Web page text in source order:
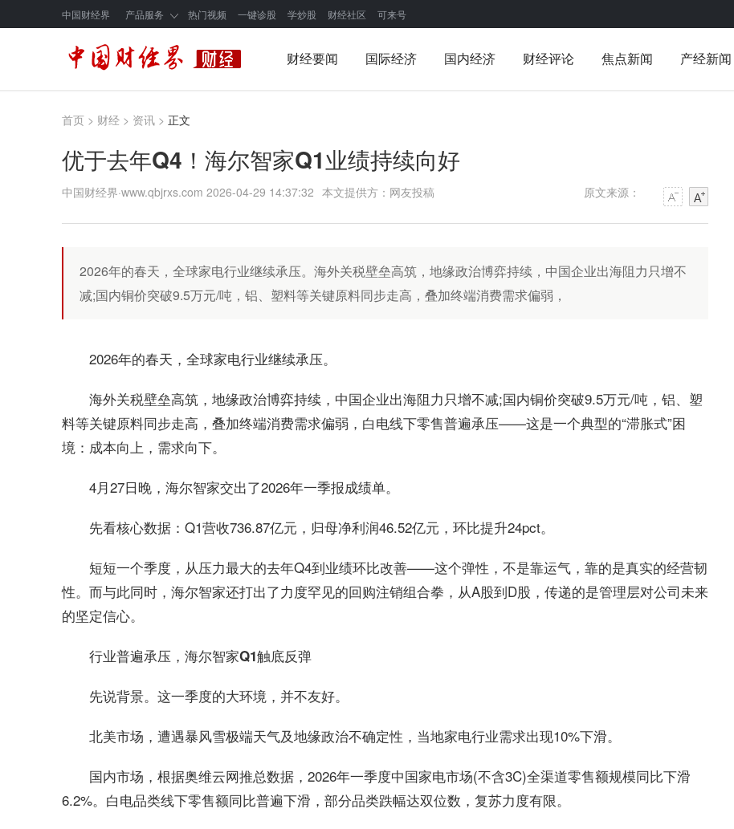
中国财经界 产品服务 热门视频 一键诊股 学炒股 财经社区 可来号
财经要闻 国际经济 国内经济 财经评论 焦点新闻 产经新闻
首页 > 财经 > 资讯 > 正文
优于去年Q4！海尔智家Q1业绩持续向好
中国财经界·www.qbjrxs.com 2026-04-29 14:37:32 本文提供方：网友投稿 原文来源：
2026年的春天，全球家电行业继续承压。海外关税壁垒高筑，地缘政治博弈持续，中国企业出海阻力只增不
减;国内铜价突破9.5万元/吨，铝、塑料等关键原料同步走高，叠加终端消费需求偏弱，
2026年的春天，全球家电行业继续承压。
海外关税壁垒高筑，地缘政治博弈持续，中国企业出海阻力只增不减;国内铜价突破9.5万元/吨，铝、塑
料等关键原料同步走高，叠加终端消费需求偏弱，白电线下零售普遍承压——这是一个典型的“滞胀式”困
境：成本向上，需求向下。
4月27日晚，海尔智家交出了2026年一季报成绩单。
先看核心数据：Q1营收736.87亿元，归母净利润46.52亿元，环比提升24pct。
短短一个季度，从压力最大的去年Q4到业绩环比改善——这个弹性，不是靠运气，靠的是真实的经营韧
性。而与此同时，海尔智家还打出了力度罕见的回购注销组合拳，从A股到D股，传递的是管理层对公司未来
的坚定信心。
行业普遍承压，海尔智家Q1触底反弹
先说背景。这一季度的大环境，并不友好。
北美市场，遭遇暴风雪极端天气及地缘政治不确定性，当地家电行业需求出现10%下滑。
国内市场，根据奥维云网推总数据，2026年一季度中国家电市场(不含3C)全渠道零售额规模同比下滑
6.2%。白电品类线下零售额同比普遍下滑，部分品类跌幅达双位数，复苏力度有限。